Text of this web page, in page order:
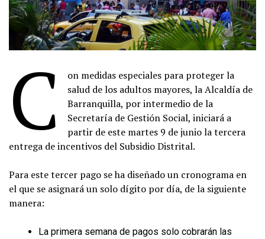
C
on medidas especiales para proteger la
salud de los adultos mayores, la Alcaldía de
Barranquilla, por intermedio de la
Secretaría de Gestión Social, iniciará a
partir de este martes 9 de junio la tercera
entrega de incentivos del Subsidio Distrital.
Para este tercer pago se ha diseñado un cronograma en
el que se asignará un solo dígito por día, de la siguiente
manera:
La primera semana de pagos solo cobrarán las